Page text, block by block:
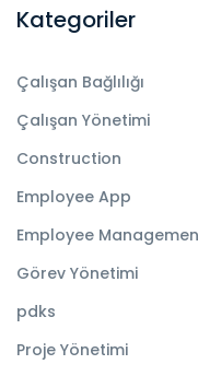
Kategoriler
Çalışan Bağlılığı
Çalışan Yönetimi
Construction
Employee App
Employee
Görev Yönetimi
pdks
Proje Yönetimi